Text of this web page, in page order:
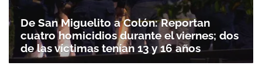
De San Miguelito a Colón: Reportan
cuatro homicidios durante el viernes; dos
de las víctimas tenían 13 y 16 años